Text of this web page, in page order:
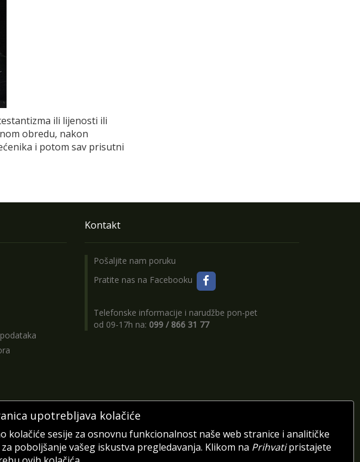
ili lijenosti ili
obredu, nakon
i potom sav prisutni
Kontakt
Pošaljite nam poruku
Pratite nas na Facebooku
Telefonske informacije i narudžbe pon-pet
od 09-17h na: 099 / 866 31 77
upotrebljava kolačiće
kolačiće sesije za osnovnu funkcionalnost naše web stranice i analitičke
poboljšanje vašeg iskustva pregledavanja. Klikom na Prihvatipristajete